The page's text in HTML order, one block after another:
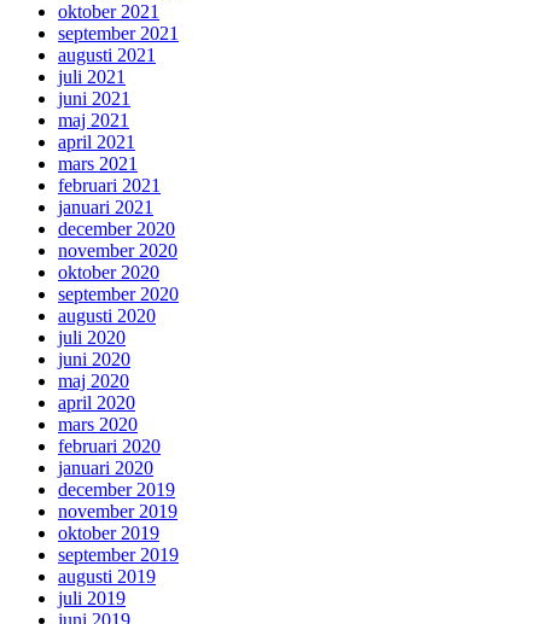
oktober 2021
september 2021
augusti 2021
juli 2021
juni 2021
maj 2021
april 2021
mars 2021
februari 2021
januari 2021
december 2020
november 2020
oktober 2020
september 2020
augusti 2020
juli 2020
juni 2020
maj 2020
april 2020
mars 2020
februari 2020
januari 2020
december 2019
november 2019
oktober 2019
september 2019
augusti 2019
juli 2019
juni 2019